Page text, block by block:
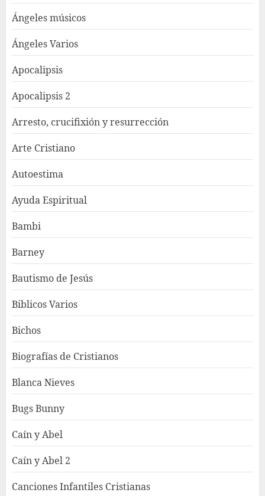
Ángeles músicos
Ángeles Varios
Apocalipsis
Apocalipsis 2
Arresto, crucifixión y resurrección
Arte Cristiano
Autoestima
Ayuda Espiritual
Bambi
Barney
Bautismo de Jesús
Biblicos Varios
Bichos
Biografías de Cristianos
Blanca Nieves
Bugs Bunny
Caín y Abel
Caín y Abel 2
Canciones Infantiles Cristianas